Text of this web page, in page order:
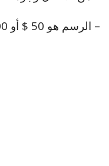
– الرسم هو 50 $ أو 300 جنيه مصري (نقدا أو الائتمان).